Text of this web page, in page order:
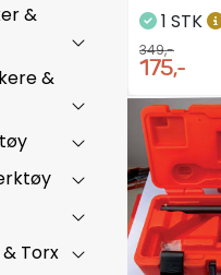
&
&
Torx
1 STK
349,-
175,-